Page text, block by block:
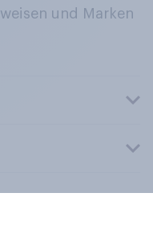
und Marken
vorbehalten.